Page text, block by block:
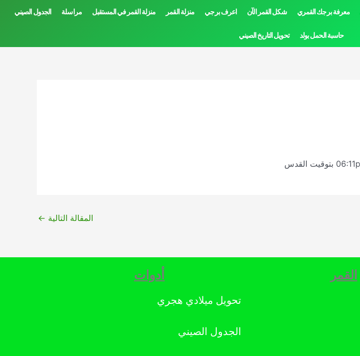
معرفة برجك القمري شكل القمر الآن اعرف برجي منزلة القمر منزلة القمر في المستقبل مراسلة الجدول الصيني
حاسبة الحمل بولد تحويل التاريخ الصيني
المقالة التالية ←
القمر أدوات
تحويل ميلادي هجري
الجدول الصيني